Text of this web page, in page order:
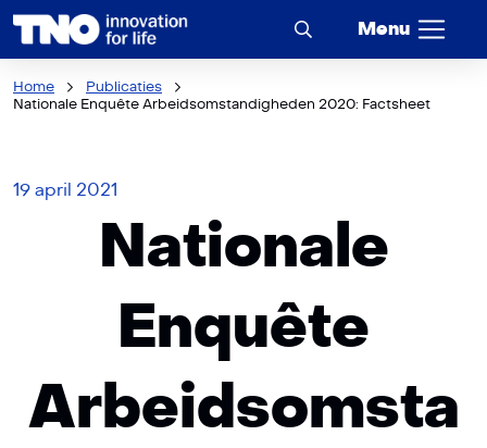
Menu
Home
Publicaties
Nationale Enquête Arbeidsomstandigheden 2020: Factsheet
Nationale
Enquête
Arbeidsomsta
19 april 2021